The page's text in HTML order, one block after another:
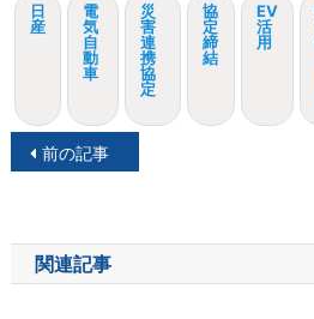
日
産
電
気
自
動
車
災
害
連
携
協
定
協
定
締
結
EV
活
用
投
ナ
ビ
前の記事
関連記事